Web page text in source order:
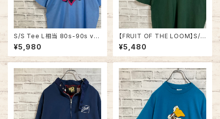
S/S Tee L相当 80s-90s vin
tage “CHICAGO” スーベニア
Tシャツ シティビュー 街並み シ
ングルステッチ アメリカ USA レ
¥5,980
【FRUIT OF THE LOOM】S/S
Tee L 90s Made in USA “B
oogie’s Diner” Vintage 両面
プリント Tシャツ 企業モノ 企業
古着
¥5,480